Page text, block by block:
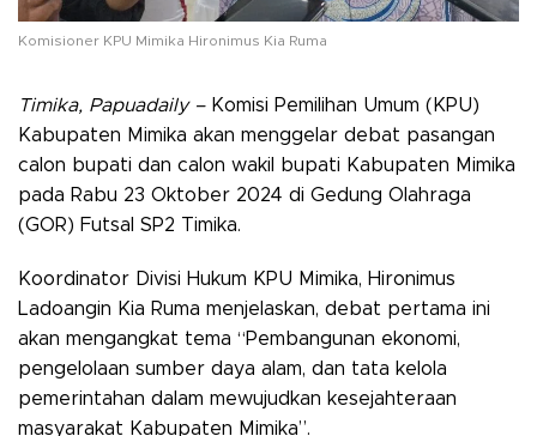
Komisioner KPU Mimika Hironimus Kia Ruma
Timika, Papuadaily –Komisi Pemilihan Umum (KPU)
Kabupaten Mimika akan menggelar debat pasangan
calon bupati dan calon wakil bupati Kabupaten Mimika
pada Rabu 23 Oktober 2024 di Gedung Olahraga
(GOR) Futsal SP2 Timika.
Koordinator Divisi Hukum KPU Mimika, Hironimus
Ladoangin Kia Ruma menjelaskan, debat pertama ini
akan mengangkat tema “Pembangunan ekonomi,
pengelolaan sumber daya alam, dan tata kelola
pemerintahan dalam mewujudkan kesejahteraan
masyarakat Kabupaten Mimika”.